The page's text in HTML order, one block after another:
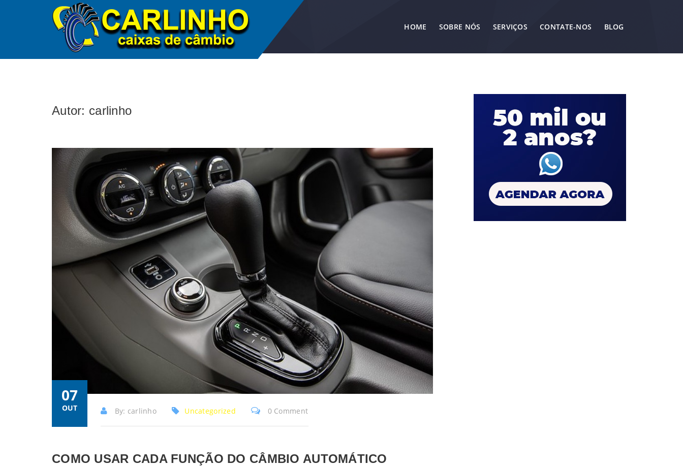
HOME SOBRE NÓS SERVIÇOS CONTATE-NOS BLOG
Autor: carlinho
07
OUT By: carlinho Uncategorized 0 Comment
COMO USAR CADA FUNÇÃO DO CÂMBIO AUTOMÁTICO